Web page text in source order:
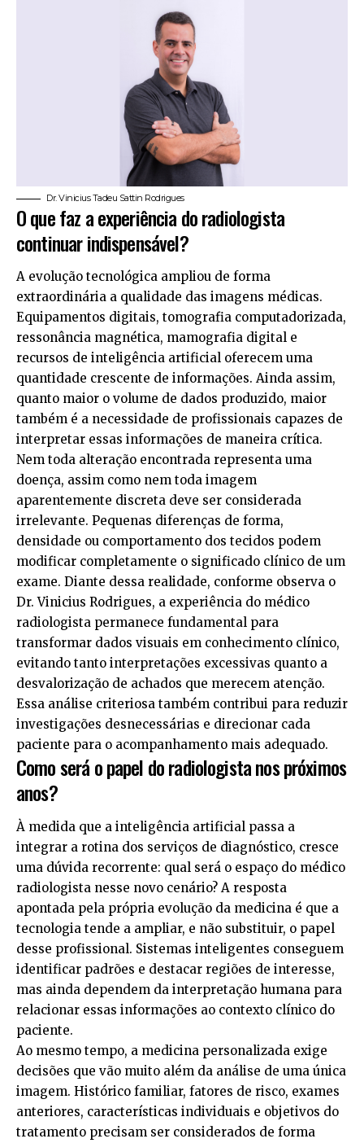
Dr. Vinicius Tadeu Sattin Rodrigues
O que faz a experiência do radiologista
continuar indispensável?
A evolução tecnológica ampliou de forma
extraordinária a qualidade das imagens médicas.
Equipamentos digitais, tomografia computadorizada,
ressonância magnética, mamografia digital e
recursos de inteligência artificial oferecem uma
quantidade crescente de informações. Ainda assim,
quanto maior o volume de dados produzido, maior
também é a necessidade de profissionais capazes de
interpretar essas informações de maneira crítica.
Nem toda alteração encontrada representa uma
doença, assim como nem toda imagem
aparentemente discreta deve ser considerada
irrelevante. Pequenas diferenças de forma,
densidade ou comportamento dos tecidos podem
modificar completamente o significado clínico de um
exame. Diante dessa realidade, conforme observa o
Dr. Vinicius Rodrigues, a experiência do médico
radiologista permanece fundamental para
transformar dados visuais em conhecimento clínico,
evitando tanto interpretações excessivas quanto a
desvalorização de achados que merecem atenção.
Essa análise criteriosa também contribui para reduzir
investigações desnecessárias e direcionar cada
paciente para o acompanhamento mais adequado.
Como será o papel do radiologista nos próximos
anos?
À medida que a inteligência artificial passa a
integrar a rotina dos serviços de diagnóstico, cresce
uma dúvida recorrente: qual será o espaço do médico
radiologista nesse novo cenário? A resposta
apontada pela própria evolução da medicina é que a
tecnologia tende a ampliar, e não substituir, o papel
desse profissional. Sistemas inteligentes conseguem
identificar padrões e destacar regiões de interesse,
mas ainda dependem da interpretação humana para
relacionar essas informações ao contexto clínico do
paciente.
Ao mesmo tempo, a medicina personalizada exige
decisões que vão muito além da análise de uma única
imagem. Histórico familiar, fatores de risco, exames
anteriores, características individuais e objetivos do
tratamento precisam ser considerados de forma